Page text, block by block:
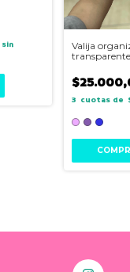
sin
Valija
transparente
3